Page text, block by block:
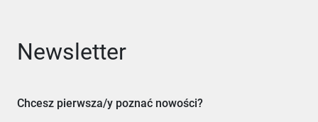
Newsletter
Chcesz pierwsza/y poznać nowości?